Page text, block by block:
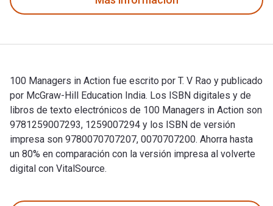
100 Managers in Action fue escrito por T. V Rao y publicado
por McGraw-Hill Education India. Los ISBN digitales y de
libros de texto electrónicos de 100 Managers in Action son
9781259007293, 1259007294 y los ISBN de versión
impresa son 9780070707207, 0070707200. Ahorra hasta
un 80% en comparación con la versión impresa al volverte
digital con VitalSource.